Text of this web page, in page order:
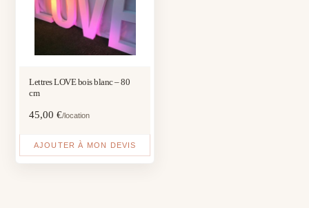
Lettres LOVE bois blanc – 80
cm
45,00€/location
AJOUTER À MON DEVIS